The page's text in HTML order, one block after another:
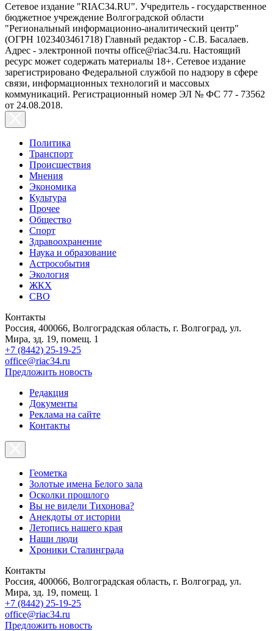
Сетевое издание "RIAC34.RU". Учредитель - государственное
бюджетное учреждение Волгоградской области
"Региональный информационно-аналитический центр"
(ОГРН 1023403461718) Главный редактор - С.В. Басалаев.
Адрес - электронной почты office@riac34.ru. Настоящий
ресурс может содержать материалы 18+. Сетевое издание
зарегистрировано Федеральной службой по надзору в сфере
связи, информационных технологий и массовых
коммуникаций. Регистрационный номер ЭЛ № ФС 77 - 73562
от 24.08.2018.
Политика
Транспорт
Происшествия
Мнения
Экономика
Культура
Прочее
Общество
Спорт
Здравоохранение
Наука и образование
Астрособытия
Экология
ЖКХ
СВО
Контакты
Россия, 400066, Волгоградская область, г. Волгоград, ул.
Мира, зд. 19, помещ. 1
+7 (8442) 25-19-25
office@riac34.ru
Предложить новость
Редакция
Документы
Реклама на сайте
Контакты
Геометка
Золотые имена Белого зала
Осколки прошлого
Вы не видели Тихонова?
Анекдоты от истории
Летопись нашего края
Наши люди
Хроники Сталинграда
Контакты
Россия, 400066, Волгоградская область, г. Волгоград, ул.
Мира, зд. 19, помещ. 1
+7 (8442) 25-19-25
office@riac34.ru
Предложить новость